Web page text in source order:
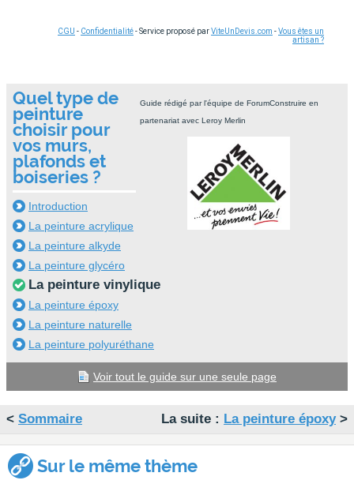
CGU - Confidentialité- Service proposé parViteUnDevis.com -Vous êtes un
artisan ?
Guide rédigé par l'équipe de ForumConstruire en
partenariat avec Leroy Merlin
Quel type de
peinture
choisir pour
vos murs,
plafonds et
boiseries ?
Introduction
La peinture acrylique
La peinture alkyde
La peinture glycéro
La peinture vinylique
La peinture époxy
La peinture naturelle
La peinture polyuréthane
Voir tout le guide sur une seule page
< Sommaire La suite : La peinture époxy>
Sur le même thème